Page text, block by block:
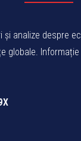
și analize despre
globale.